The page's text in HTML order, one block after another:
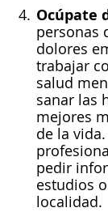
Ocúpate
personas
dolores
trabajar
salud
sanar las
mejores
de la
pedir
estudios
localidad.